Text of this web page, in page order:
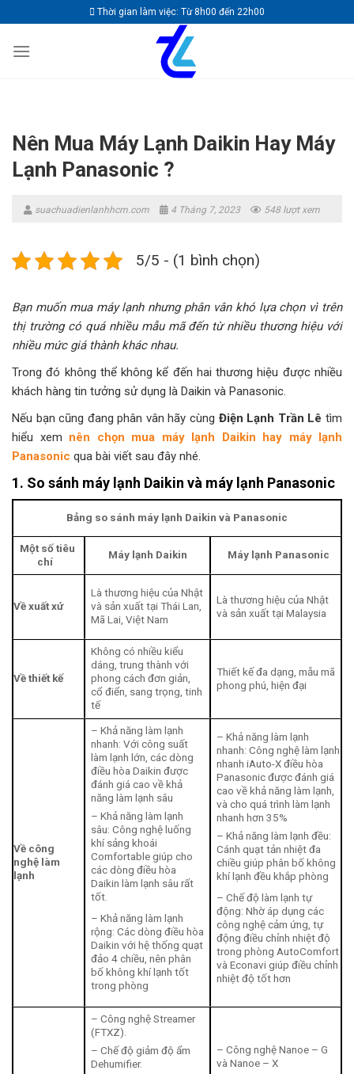
to
content
Thời gian làm việc: Từ 8h00 đến 22h00
Nên Mua Máy Lạnh Daikin Hay Máy
Lạnh Panasonic ?
suachuadienlanhhcm.com 4 Tháng 7, 2023 548 lượt xem
5/5 - (1 bình chọn)
Bạn muốn mua máy lạnh nhưng phân vân khó lựa chọn vì trên
thị trường có quá nhiều mẫu mã đến từ nhiều thương hiệu với
nhiều mức giá thành khác nhau.
Trong đó không thể không kể đến hai thương hiệu được nhiều
khách hàng tin tưởng sử dụng là Daikin và Panasonic.
Nếu bạn cũng đang phân vân hãy cùng Điện Lạnh Trần Lê tìm
hiểu xem nên chọn mua máy lạnh Daikin hay máy lạnh
Panasonic qua bài viết sau đây nhé.
1. So sánh máy lạnh Daikin và máy lạnh Panasonic
Bảng so sánh máy lạnh Daikin và Panasonic
Một số tiêu
chí
Máy lạnh Daikin Máy lạnh Panasonic
Về xuất xứ
Là thương hiệu của Nhật
và sản xuất tại Thái Lan,
Mã Lai, Việt Nam
Là thương hiệu của Nhật
và sản xuất tại Malaysia
Về thiết kế
Không có nhiều kiểu
dáng, trung thành với
phong cách đơn giản,
cổ điển, sang trọng, tinh
tế
Thiết kế đa dạng, mẫu mã
phong phú, hiện đại
Về công
nghệ làm
lạnh
– Khả năng làm lạnh
nhanh: Với công suất
làm lạnh lớn, các dòng
điều hòa Daikin được
đánh giá cao về khả
năng làm lạnh sâu
– Khả năng làm lạnh
sâu: Công nghệ luống
khí sảng khoái
Comfortable giúp cho
các dòng điều hòa
Daikin làm lạnh sâu rất
tốt.
– Khả năng làm lạnh
rộng: Các dòng điều hòa
Daikin với hệ thống quạt
đảo 4 chiều, nên phân
bố không khí lạnh tốt
trong phòng
– Khả năng làm lạnh
nhanh: Công nghệ làm lạnh
nhanh iAuto-X điều hòa
Panasonic được đánh giá
cao về khả năng làm lạnh,
và cho quá trình làm lạnh
nhanh hơn 35%
– Khả năng làm lạnh đều:
Cánh quạt tản nhiệt đa
chiều giúp phân bố không
khí lạnh đều khắp phòng
– Chế độ làm lạnh tự
động: Nhờ áp dụng các
công nghệ cảm ứng, tự
động điều chỉnh nhiệt độ
trong phòng AutoComfort
và Econavi giúp điều chỉnh
nhiệt độ tốt hơn
– Công nghệ Streamer
(FTXZ).
– Chế độ giảm độ ẩm
Dehumifier.
– Công nghệ Nanoe – G
và Nanoe – X